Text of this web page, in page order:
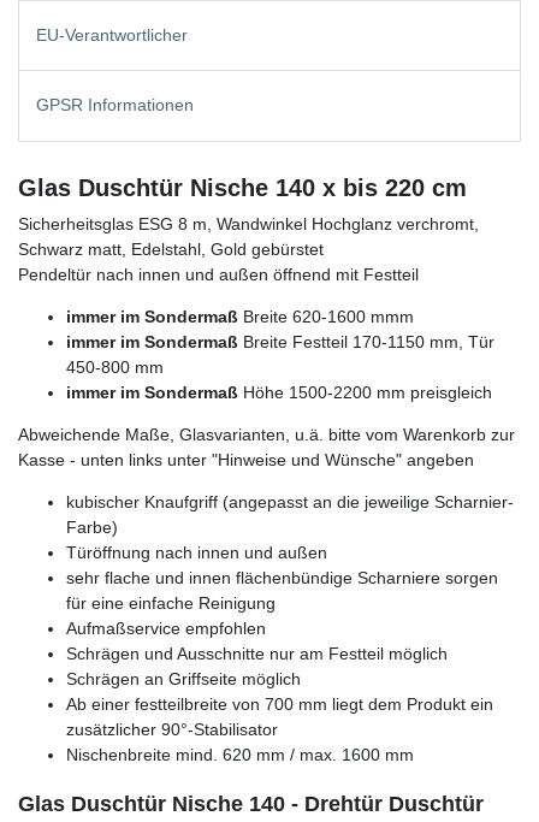
EU-Verantwortlicher
GPSR Informationen
Glas Duschtür Nische 140 x bis 220 cm
Sicherheitsglas ESG 8 m, Wandwinkel Hochglanz verchromt,
Schwarz matt, Edelstahl, Gold gebürstet
Pendeltür nach innen und außen öffnend mit Festteil
immer im Sondermaß Breite 620-1600 mmm
immer im Sondermaß Breite Festteil 170-1150 mm, Tür
450-800 mm
immer im Sondermaß Höhe 1500-2200 mm preisgleich
Abweichende Maße, Glasvarianten, u.ä. bitte vom Warenkorb zur
Kasse - unten links unter "Hinweise und Wünsche" angeben
kubischer Knaufgriff (angepasst an die jeweilige Scharnier-
Farbe)
Türöffnung nach innen und außen
sehr flache und innen flächenbündige Scharniere sorgen
für eine einfache Reinigung
Aufmaßservice empfohlen
Schrägen und Ausschnitte nur am Festteil möglich
Schrägen an Griffseite möglich
Ab einer festteilbreite von 700 mm liegt dem Produkt ein
zusätzlicher 90°-Stabilisator
Nischenbreite mind. 620 mm / max. 1600 mm
Glas Duschtür Nische 140 - Drehtür Duschtür